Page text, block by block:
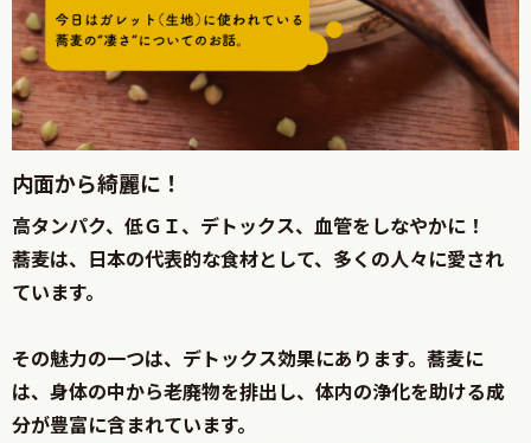
内面から綺麗に！
高タンパク、低ＧＩ、デトックス、血管をしなやかに！
蕎麦は、日本の代表的な食材として、多くの人々に愛され
ています。
その魅力の一つは、デトックス効果にあります。蕎麦に
は、身体の中から老廃物を排出し、体内の浄化を助ける成
分が豊富に含まれています。